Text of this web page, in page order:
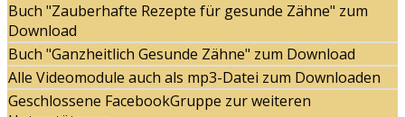
Buch "Zauberhafte Rezepte für gesunde Zähne" zum
Download
Buch "Ganzheitlich Gesunde Zähne" zum Download
Alle Videomodule auch als mp3-Datei zum Downloaden
Geschlossene FacebookGruppe zur weiteren